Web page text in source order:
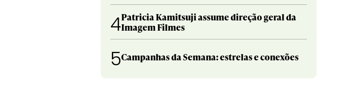
4Patricia Kamitsuji assume direção geral da
Imagem Filmes
5Campanhas da Semana: estrelas e conexões